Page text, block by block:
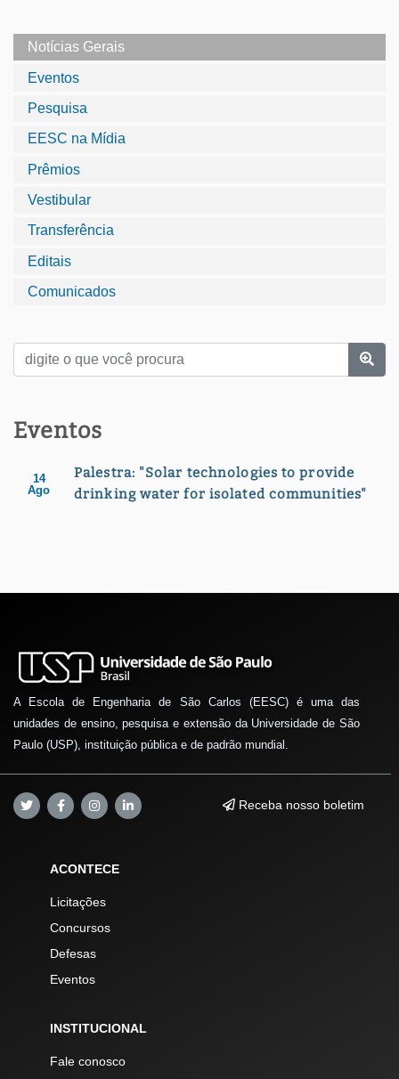
Notícias Gerais
Eventos
Pesquisa
EESC na Mídia
Prêmios
Vestibular
Transferência
Editais
Comunicados
Eventos
14
Ago
Palestra: "Solar technologies to provide
drinking water for isolated communities"
A Escola de Engenharia de São Carlos (EESC) é uma das
unidades de ensino, pesquisa e extensão da Universidade de São
Paulo (USP), instituição pública e de padrão mundial.
Receba nosso boletim
ACONTECE
Licitações
Concursos
Defesas
Eventos
INSTITUCIONAL
Fale conosco